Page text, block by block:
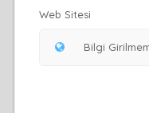
Web Sitesi